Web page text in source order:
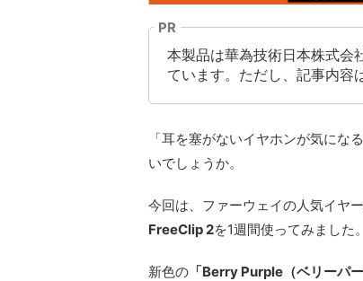
PR
本製品は華為技術日本株式会
ています。ただし、記事内容
「耳を塞がないイヤホンが気に
いでしょうか。
今回は、ファーウェイの人気イヤ
FreeClip 2を1週間使ってみました。
新色の 「Berry Purple（ベリーパー